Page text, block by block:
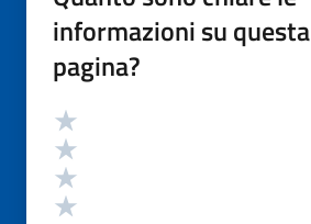
informazioni su questa
pagina?
Valutazione